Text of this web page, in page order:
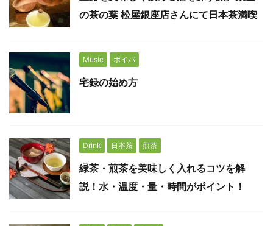
の茶の葉 松屋銀座店さんにて日本茶満喫
Music ボイパ
宅録の始め方
Drink 日本茶 煎茶
緑茶・煎茶を美味しく入れるコツを解
説！水・温度・量・時間がポイント！